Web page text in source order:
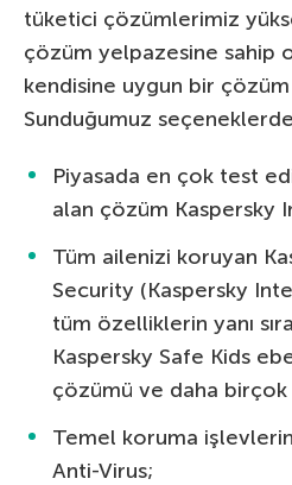
tüketici çözümlerimiz
çözüm yelpazesine sahip
kendisine uygun bir
Sunduğumuz
Piyasada en çok test
alan çözüm Kaspersky
Tüm ailenizi koruyan
Security (Kaspersky
tüm özelliklerin yanı
Kaspersky Safe Kids
çözümü ve daha
Temel koruma
Anti-Virus;